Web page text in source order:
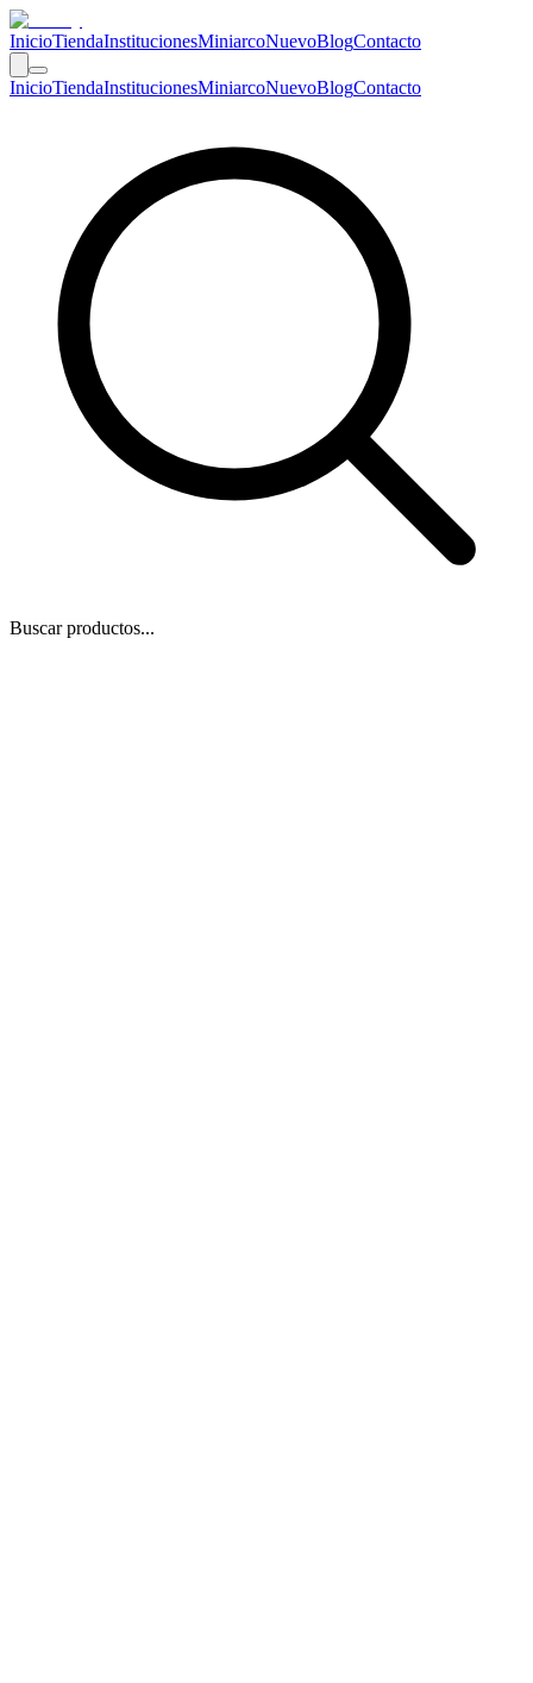
InicioTiendaInstitucionesMiniarcoNuevoBlogContacto
InicioTiendaInstitucionesMiniarcoNuevoBlogContacto
Buscar productos...